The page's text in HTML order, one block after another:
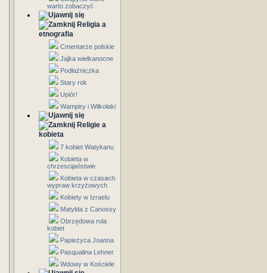
warto zobaczyć
Religia a
etnografia
Cmentarze polskie
Jajka wielkanocne
Podłaźniczka
Stary rok
Upiór!
Wampiry i Wilkołaki
Religie a
kobieta
7 kobiet Watykanu
Kobieta w
chrzescijaństwie
Kobieta w czasach
wypraw krzyżowych
Kobiety w Izraelu
Matylda z Canossy
Obrzędowa rola
kobiet
Papieżyca Joanna
Pasqualina Lehner
Wdowy w Kościele